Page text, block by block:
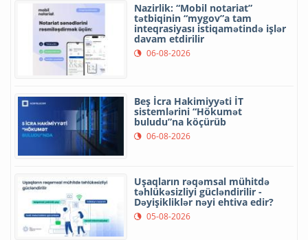
Nazirlik: “Mobil notariat”
tətbiqinin “mygov”a tam
inteqrasiyası istiqamətində işlər
davam etdirilir
06-08-2026
Beş İcra Hakimiyyəti İT
sistemlərini “Hökumət
buludu”na köçürüb
06-08-2026
Uşaqların rəqəmsal mühitdə
təhlükəsizliyi gücləndirilir -
Dəyişikliklər nəyi ehtiva edir?
05-08-2026